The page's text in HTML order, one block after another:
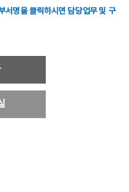
서명을 클릭하시면 담당업무 및 구